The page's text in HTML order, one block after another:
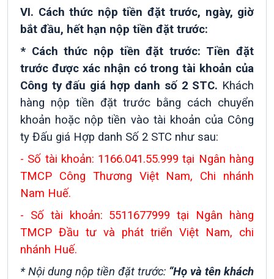
VI. Cách thức nộp tiền đặt trước, ngày, giờ
bắt đầu, hết hạn nộp tiền đặt trước:
* Cách thức nộp tiền đặt trước: Tiền đặt
trước được xác nhận có trong tài khoản của
Công ty đấu giá hợp danh số 2 STC. Khách
hàng nộp tiền đặt trước bằng cách chuyển
khoản hoặc nộp tiền vào tài khoản của Công
ty Đấu giá Hợp danh Số 2 STC như sau:
- Số tài khoản: 1166.041.55.999 tại Ngân hàng
TMCP Công Thương Việt Nam, Chi nhánh
Nam Huế.
- Số tài khoản: 5511677999 tại Ngân hàng
TMCP Đầu tư và phát triển Việt Nam, chi
nhánh Huế.
* Nội dung nộp tiền đặt trước: “Họ và tên khách